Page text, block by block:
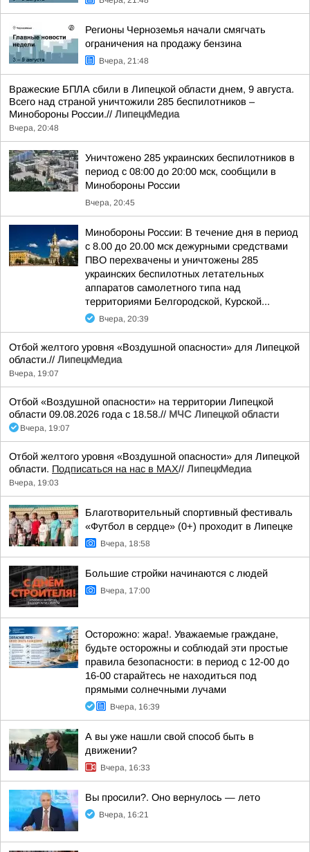
Регионы Черноземья начали смягчать
ограничения на продажу бензина
Вчера, 21:48
Вражеские БПЛА сбили в Липецкой области днем, 9 августа.
Всего над страной уничтожили 285 беспилотников –
Минобороны России.// ЛипецкМедиа
Вчера, 20:48
Уничтожено 285 украинских беспилотников в
период с 08:00 до 20:00 мск, сообщили в
Минобороны России
Вчера, 20:45
Минобороны России: В течение дня в период
с 8.00 до 20.00 мск дежурными средствами
ПВО перехвачены и уничтожены 285
украинских беспилотных летательных
аппаратов самолетного типа над
территориями Белгородской, Курской...
Вчера, 20:39
Отбой желтого уровня «Воздушной опасности» для Липецкой
области.// ЛипецкМедиа
Вчера, 19:07
Отбой «Воздушной опасности» на территории Липецкой
области 09.08.2026 года с 18.58.// МЧС Липецкой области
Вчера, 19:07
Отбой желтого уровня «Воздушной опасности» для Липецкой
области. Подписаться на нас в МАХ// ЛипецкМедиа
Вчера, 19:03
Благотворительный спортивный фестиваль
«Футбол в сердце» (0+) проходит в Липецке
Вчера, 18:58
Большие стройки начинаются с людей
Вчера, 17:00
Осторожно: жара!. Уважаемые граждане,
будьте осторожны и соблюдай эти простые
правила безопасности: в период с 12-00 до
16-00 старайтесь не находиться под
прямыми солнечными лучами
Вчера, 16:39
А вы уже нашли свой способ быть в
движении?
Вчера, 16:33
Вы просили?. Оно вернулось — лето
Вчера, 16:21